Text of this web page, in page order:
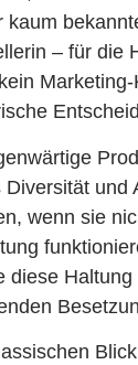
kaum
– für die
Diversität und
wenn sie
diese